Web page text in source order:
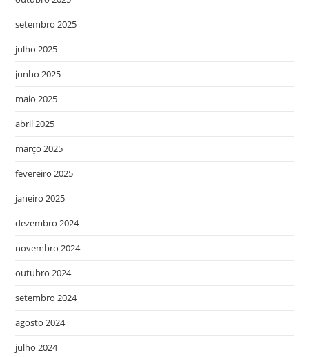
setembro 2025
julho 2025
junho 2025
maio 2025
abril 2025
março 2025
fevereiro 2025
janeiro 2025
dezembro 2024
novembro 2024
outubro 2024
setembro 2024
agosto 2024
julho 2024